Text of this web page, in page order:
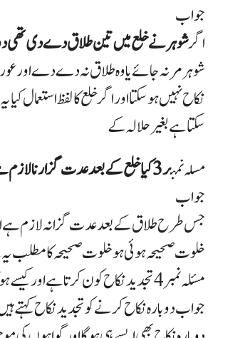
جواب
اگرشوہر نے خلع میں تین طلاق دے دی تھی
شوہر مر نہ جائے یا وہ طلاق نہ دے دے
نکاح نہیں ہو سکتا اور اگر خلع کا لفظ استعمال
سکتا ہے بغیر حلالہ کے
مسلہ نمبر 3 کیا خلع کے بعد عدت گزارنا لازم ہے یا نہیں
جواب
جس طرح طلاق کے بعد عدت گزانہ لازم ہے
خلوت صحیحہ ہوئی ہو خلوت صحیحہ کا مطلب
مسئلہ نمبر 4 تجدید نکاح کون کرتا ہے اور کیسے ہوگا اور اس کا طریقہ کیا ہے
جواب دوبارہ نکاح کرنے کو تجدید نکاح